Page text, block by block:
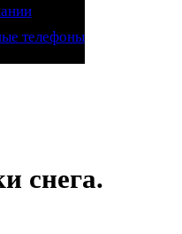
телефоны
снега.